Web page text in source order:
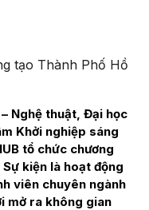
tạo Thành Phố Hồ
Nghệ thuật, Đại học
Khởi nghiệp sáng
tổ chức chương
kiện là hoạt động
viên chuyên ngành
mở ra không gian